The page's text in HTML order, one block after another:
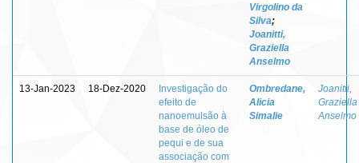
Virgolino da
Silva;
Joanitti,
Graziella
Anselmo
13-Jan-2023 18-Dez-2020
Investigação do
efeito de
nanoemulsão à
base de óleo de
pequi e de sua
associação com
Ombredane,
Alicia
Simalie
Joanitti,
Graziella
Anselmo